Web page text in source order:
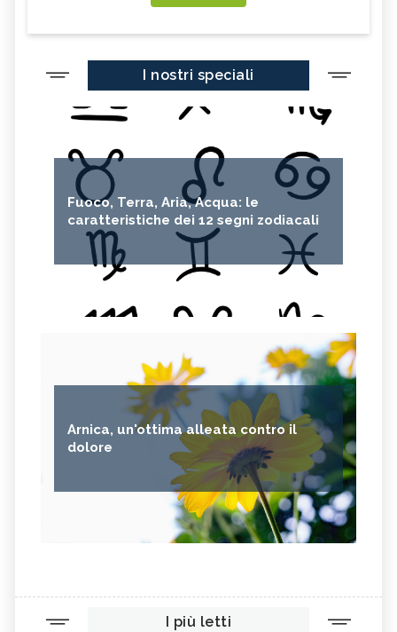
I nostri speciali
Fuoco, Terra, Aria, Acqua: le
caratteristiche dei 12 segni zodiacali
Arnica, un'ottima alleata contro il
dolore
I più letti